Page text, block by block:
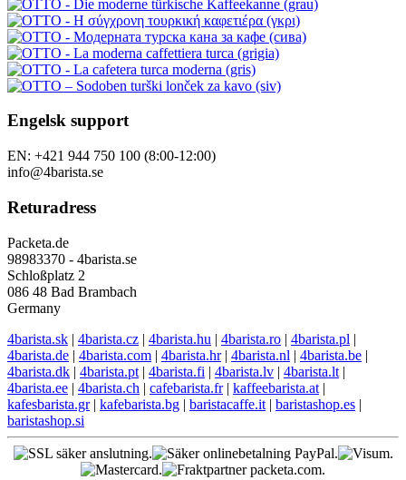
Engelsk support
EN: +421 944 750 100 (8:00-12:00)
info@4barista.se
Returadress
Packeta.de
98983370 - 4barista.se
Schloßplatz 2
086 48 Bad Brambach
Germany
4barista.sk | 4barista.cz | 4barista.hu | 4barista.ro | 4barista.pl |
4barista.de | 4barista.com | 4barista.hr| 4barista.nl | 4barista.be |
4barista.dk | 4barista.pt | 4barista.fi | 4barista.lv | 4barista.lt |
4barista.ee | 4barista.ch | cafebarista.fr| kaffeebarista.at |
kafesbarista.gr| kafebarista.bg | baristacaffe.it | baristashop.es |
baristashop.si